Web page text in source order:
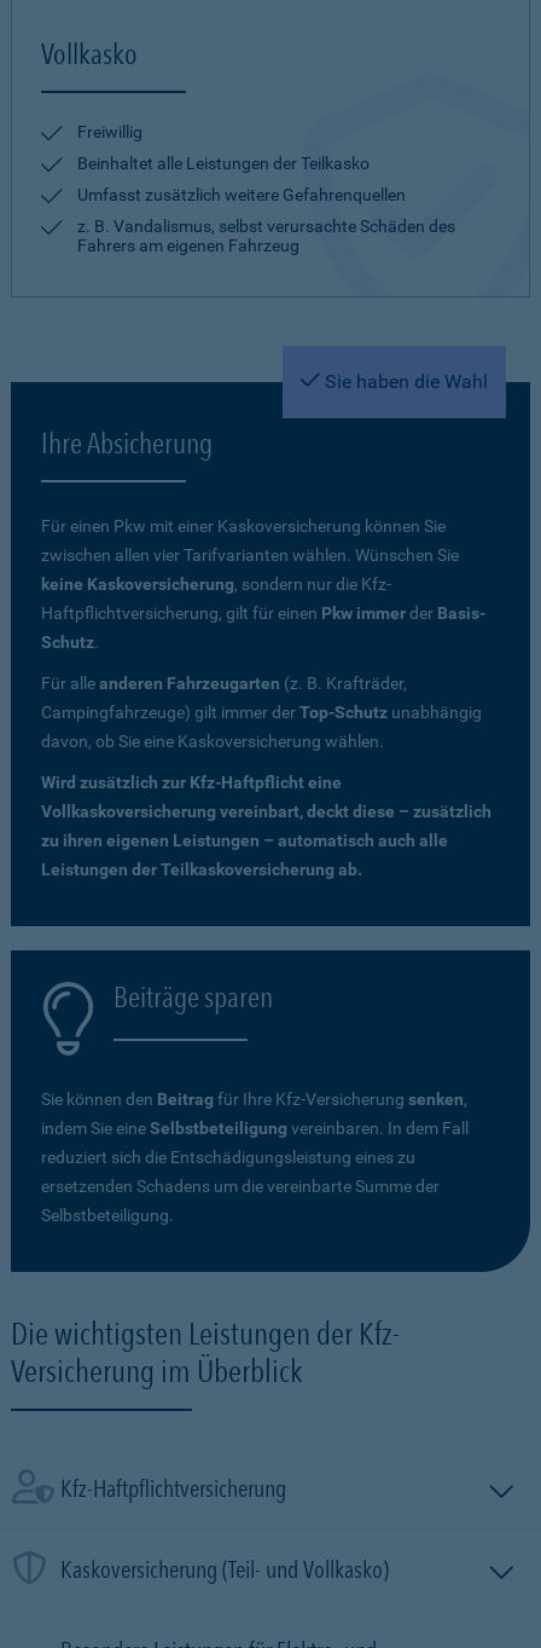
Vollkasko
Freiwillig
Beinhaltet alle Leistungen der Teilkasko
Umfasst zusätzlich weitere Gefahrenquellen
z. B. Vandalismus, selbst verursachte Schäden des
Fahrers am eigenen Fahrzeug
Sie haben die Wahl
Ihre Absicherung
Für einen Pkw mit einer Kaskoversicherung können Sie
zwischen allen vier Tarifvarianten wählen. Wünschen Sie
keine Kaskoversicherung, sondern nur die Kfz-
Haftpflichtversicherung, gilt für einen Pkw immerder Basis-
Schutz.
Für alleanderen Fahrzeugarten (z. B. Krafträder,
Campingfahrzeuge) gilt immer derTop-Schutz unabhängig
davon, ob Sie eine Kaskoversicherung wählen.
Wird zusätzlich zur Kfz-Haftpflicht eine
Vollkaskoversicherung vereinbart, deckt diese – zusätzlich
zu ihren eigenen Leistungen – automatisch auch alle
Leistungen der Teilkaskoversicherung ab.
Beiträge sparen
Sie können den Beitrag für Ihre Kfz-Versicherung senken,
indem Sie eineSelbstbeteiligung vereinbaren. In dem Fall
reduziert sich die Entschädigungsleistung eines zu
ersetzenden Schadens um die vereinbarte Summe der
Selbstbeteiligung.
Die wichtigsten Leistungen der Kfz-
Versicherung im Überblick
Kfz-Haftpflichtversicherung
Kaskoversicherung (Teil- und Vollkasko)